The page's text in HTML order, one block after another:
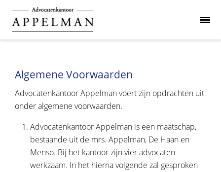
Algemene Voorwaarden
Advocatenkantoor Appelman voert zijn opdrachten uit
onder algemene voorwaarden.
Advocatenkantoor Appelman is een maatschap,
bestaande uit de mrs. Appelman, De Haan en
Menso. Bij het kantoor zijn vier advocaten
werkzaam. In het hierna volgende zal gesproken